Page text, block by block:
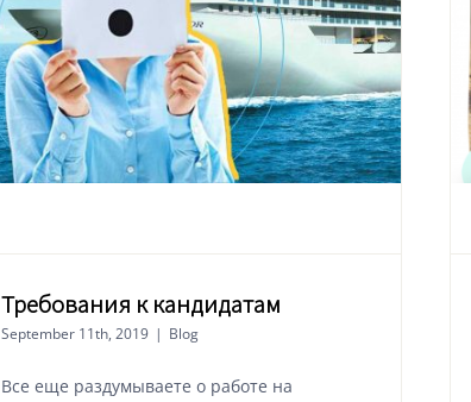
Требования к кандидатам
September 11th, 2019 | Blog
Все еще раздумываете о работе на